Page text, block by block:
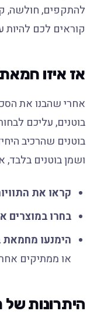
להתקפים, חולשה,
קוראים לכם להיות
אז איזו
אחרי שהבנו את
בוטנים, עליכם
בוטנים שהרכיב
ושמן בוטנים בלבד, או אפילו
קראו את
בחרו במוצרים
הימנעו מחמאת
או ממתיקים
היתרונות